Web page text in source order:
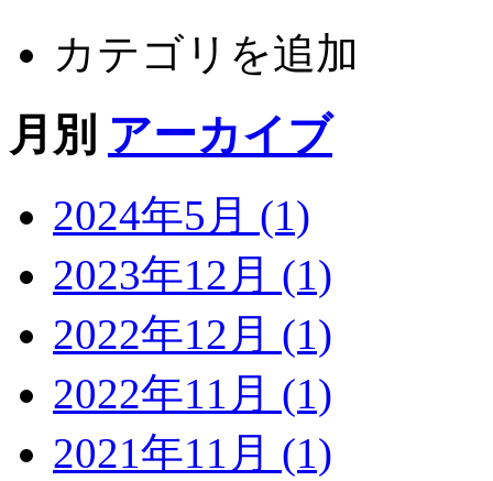
カテゴリを追加
月別 アーカイブ
2024年5月 (1)
2023年12月 (1)
2022年12月 (1)
2022年11月 (1)
2021年11月 (1)